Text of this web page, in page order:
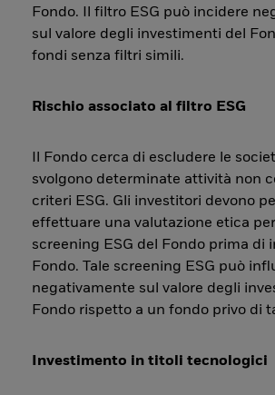
Fondo. Il filtro ESG può incidere
sul valore degli investimenti del
fondi senza filtri simili.
Rischio associato al filtro ESG
Il Fondo cerca di escludere le
svolgono determinate attività non
criteri ESG. Gli investitori devono
effettuare una valutazione etica
screening ESG del Fondo prima di
Fondo. Tale screening ESG può
negativamente sul valore degli
Fondo rispetto a un fondo privo di
Investimento in titoli tecnologici